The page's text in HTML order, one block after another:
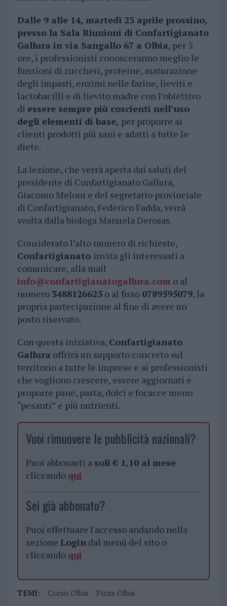
Dalle 9 alle 14, martedì 23 aprile prossino,
presso la Sala Riunioni di Confartigianato
Gallura in via Sangallo 67 a Olbia, per 5
ore, i professionisti conosceranno meglio le
funzioni di zuccheri, proteine, maturazione
degli impasti, enzimi nelle farine, lieviti e
lactobacilli e di lievito madre con l’obiettivo
di essere sempre più coscienti nell’uso
degli elementi di base, per proporre ai
clienti prodotti più sani e adatti a tutte le
diete.
La lezione, che verrà aperta dai saluti del
presidente di Confartigianato Gallura,
Giacomo Meloni e del segretario provinciale
di Confartigianato, Federico Fadda, verrà
svolta dalla biologa Manuela Derosas.
Considerato l’alto numero di richieste,
Confartigianato invita gli interessati a
comunicare, alla mail
info@confartigianatogallura.com o al
numero 3488126625o al fisso 0789595079, la
propria partecipazione al fine di avere un
posto riservato.
Con questa iniziativa, Confartigianato
Gallura offrirà un supporto concreto sul
territorio a tutte le imprese e ai professionisti
che vogliono crescere, essere aggiornati e
proporre pane, pasta, dolci e focacce meno
“pesanti” e più nutrienti.
Vuoi rimuovere le pubblicità nazionali?
Puoi abbonarti a soli € 1,10 al mese
cliccando qui
Sei già abbonato?
Puoi effettuare l'accesso andando nella
sezione Logindal menù del sito o
cliccando qui
TEMI: Corso Olbia Pizza Olbia